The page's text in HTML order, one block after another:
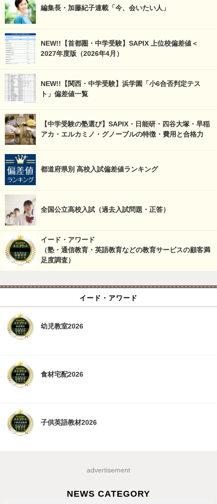
編集長・加藤紀子連載「今、会いたい人」
NEW!!【首都圏・中学受験】SAPIX 上位校偏差値＜
2027年度版（2026年4月）
NEW!!【関西・中学受験】浜学園「小6合否判定テス
ト」偏差値一覧
【中学受験の塾選び】SAPIX・日能研・四谷大塚・早稲
アカ・エルカミノ・グノーブルの特徴・費用と合格力
都道府県別 高校入試偏差値ランキング
全国公立高校入試（過去入試問題・正答）
イード・アワード
（塾・通信教育・英語教育などの教育サービスの顧客満
足度調査）
イード・アワード
幼児教室2026
食材宅配2026
子供英語教材2026
advertisement
NEWS CATEGORY